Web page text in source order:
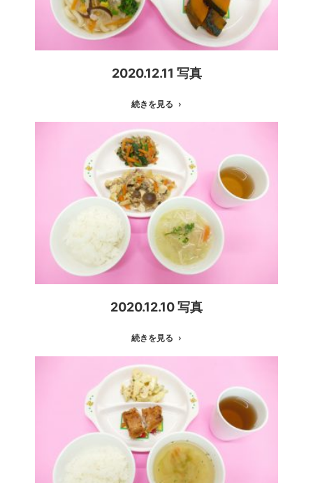
2020.12.11 写真
続きを見る
2020.12.10 写真
続きを見る